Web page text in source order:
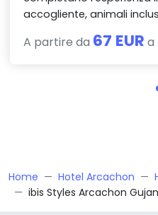
accogliente, animali
A partire da 67 EUR a
Home Hotel Arcachon
ibis Styles Arcachon